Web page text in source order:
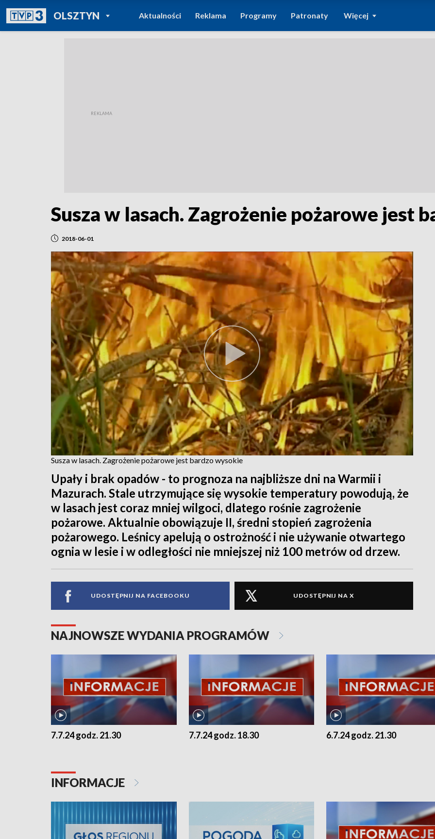
OLSZTYNPOWRÓT DO
TVP REGIONY
Aktualności Reklama Programy Patronaty Więcej
Susza w lasach. Zagrożenie pożarowe jest
2018-06-01
Susza w lasach. Zagrożenie pożarowe jest bardzo wysokie
Upały i brak opadów - to prognoza na najbliższe dni na Warmii i
Mazurach. Stale utrzymujące się wysokie temperatury powodują, że
w lasach jest coraz mniej wilgoci, dlatego rośnie zagrożenie
pożarowe. Aktualnie obowiązuje II, średni stopień zagrożenia
pożarowego. Leśnicy apelują o ostrożność i nie używanie otwartego
ognia w lesie i w odległości nie mniejszej niż 100 metrów od drzew.
UDOSTĘPNIJ NA FACEBOOKU UDOSTĘPNIJ NA X
NAJNOWSZE WYDANIA PROGRAMÓW
7.7.24 godz. 21.30 7.7.24 godz. 18.30 6.7.24 godz. 21.30
INFORMACJE